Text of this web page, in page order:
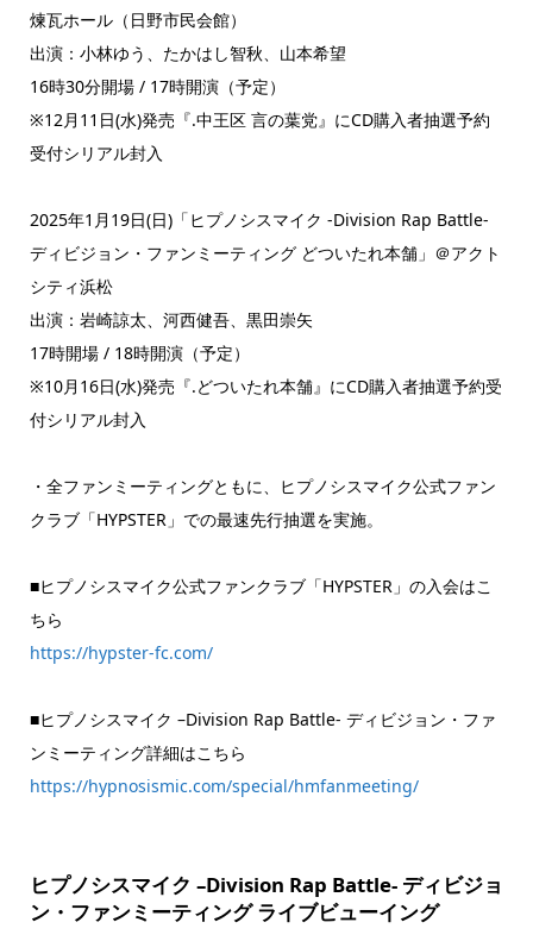
煉瓦ホール（日野市民会館）
出演：小林ゆう、たかはし智秋、山本希望
16時30分開場 / 17時開演（予定）
※12月11日(水)発売『.中王区 言の葉党』にCD購入者抽選予約
受付シリアル封入
2025年1月19日(日)「ヒプノシスマイク -Division Rap Battle-
ディビジョン・ファンミーティング どついたれ本舗」＠アクト
シティ浜松
出演：岩崎諒太、河西健吾、黒田崇矢
17時開場 / 18時開演（予定）
※10月16日(水)発売『.どついたれ本舗』にCD購入者抽選予約受
付シリアル封入
・全ファンミーティングともに、ヒプノシスマイク公式ファン
クラブ「HYPSTER」での最速先行抽選を実施。
■ヒプノシスマイク公式ファンクラブ「HYPSTER」の入会はこ
ちら
https://hypster-fc.com/
■ヒプノシスマイク –Division Rap Battle- ディビジョン・ファ
ンミーティング詳細はこちら
https://hypnosismic.com/special/hmfanmeeting/
ヒプノシスマイク –Division Rap Battle- ディビジョ
ン・ファンミーティング ライブビューイング